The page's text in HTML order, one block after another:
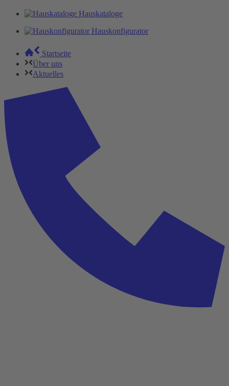
Hauskataloge
Hauskonfigurator
Startseite
Über uns
Aktuelles